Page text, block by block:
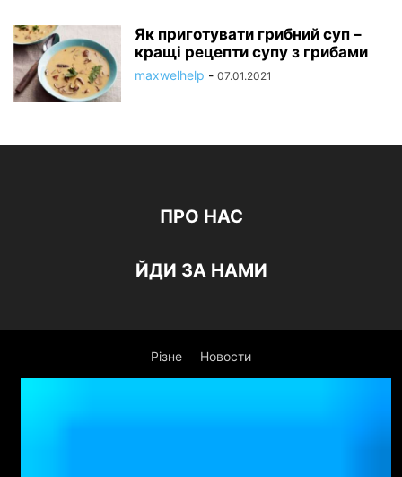
Як приготувати грибний суп –
кращі рецепти супу з грибами
maxwelhelp - 07.01.2021
ПРО НАС
ЙДИ ЗА НАМИ
Різне Новости